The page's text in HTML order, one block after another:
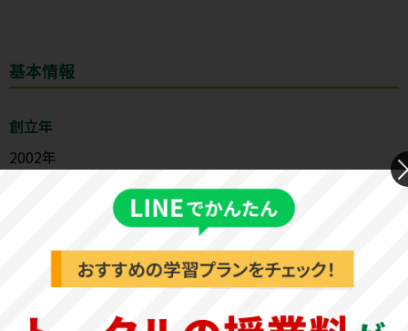
基本情報
創立年
2002年
教育理念
大学の教育研究上の目的に関すること